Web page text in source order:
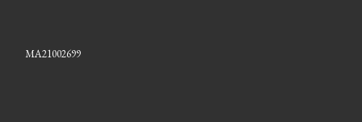
MA21002699